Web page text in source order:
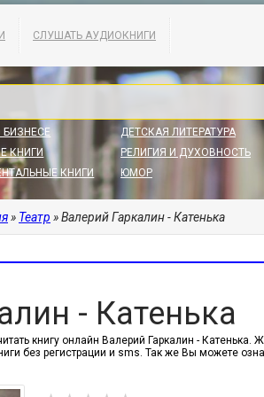
СЛУШАТЬ АУДИОКНИГИ
БИЗНЕСЕ
КНИГИ
КНИГИ
ДЕТСКАЯ ЛИТЕРАТУРА
РЕЛИГИЯ И ДУХОВНОСТЬ
ЮМОР
» Театр » Валерий Гаркалин - Катенька
- Катенька
книгу онлайн Валерий Гаркалин - Катенька.
без регистрации и sms. Так же Вы можете